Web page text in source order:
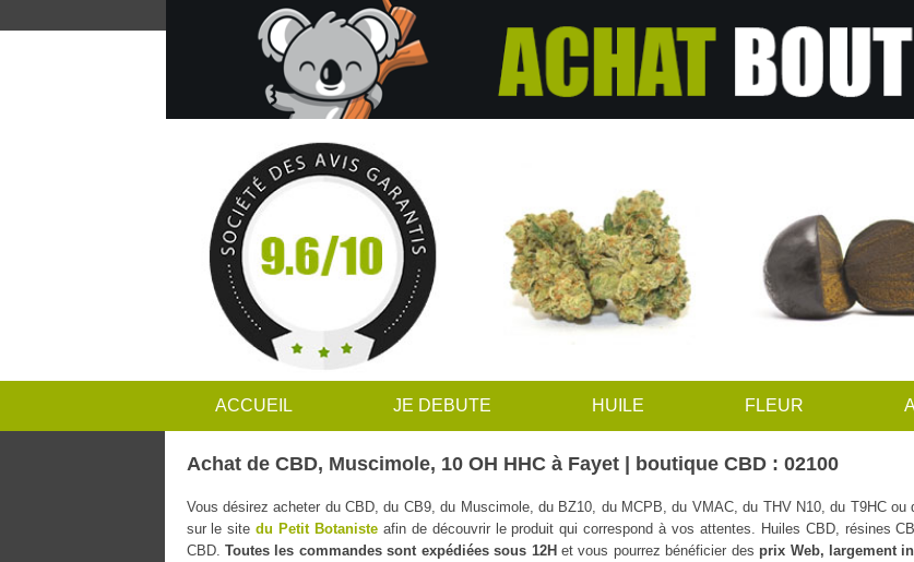
ACCUEIL JE DEBUTE HUILE FLEUR
Achat de CBD, Muscimole, 10 OH HHC à Fayet | boutique CBD : 02100
Vous désirez acheter du CBD, du CB9, du Muscimole, du BZ10, du MCPB, du VMAC, du THV N10, du T9HC ou
sur le sitedu Petit Botanisteafin de découvrir le produit qui correspond à vos attentes. Huiles CBD, résines
CBD. Toutes les commandes sont expédiées sous 12Het vous pourrez bénéficier des prix Web, largement